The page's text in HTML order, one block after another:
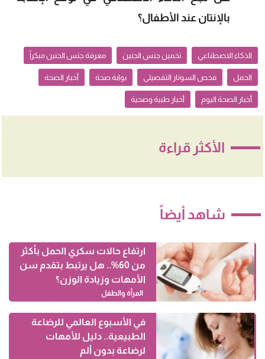
بالإنتان عند الأطفال؟
الذكاء الاصطناعي تخمين جنس الجنين معرفة جنس الجنين مبكراً
الحمل فحص السونار التفصيلي بوابة صحة أخبار الصحة
أخبار الصحة اليوم أخبار طبية وصحية
الأكثر قراءة
شاهد أيضاً
ارتفاع حالات سكري الحمل بأكثر
من 60%.. هل يرتبط بتقدم سن
الأمهات وزيادة الوزن؟
المرأة والطفل
في الأسبوع العالمي للرضاعة
الطبيعية.. دليل للأمهات
لرضاعة بدون ألم